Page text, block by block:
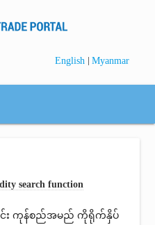
English | Myanmar
search function
ာင်း ကုန်စည်အမည် ကိုရိုက်နှိပ်